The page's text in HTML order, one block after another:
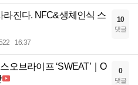
라진다. NFC&생체인식 스
16:37
10
댓글
오브라이프 ‘SWEAT’｜O
0
댓글